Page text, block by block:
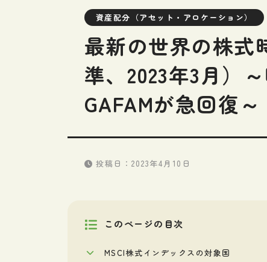
資産配分（アセット・アロケーション）
最新の世界の株式
準、2023年3月）
GAFAMが急回復～
投稿日： 2023年4月10日
このページの目次
MSCI株式インデックスの対象国